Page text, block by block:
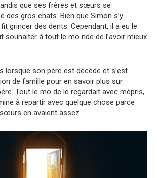
que ses frères et sœurs se
des gros chats. Bien que Simon s’y
grincer des dents. Cependant, il a eu le
souhaiter à tout le mo nde de l’avoir mieux
lorsque son père est décéde et s’est
de famille pour en savoir plus sur
Tout le mo de le regardait avec mépris,
à repartir avec quelque chose parce
en avaient assez.